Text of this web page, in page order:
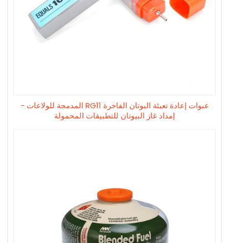
عبوات إعادة تعبئة البوتان الفاخرة RG11 المدمجة للولاعات -
إمداد غاز البيوتان للتطبيقات المحمولة